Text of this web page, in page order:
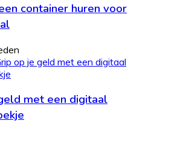
container huren voor
met een digitaal